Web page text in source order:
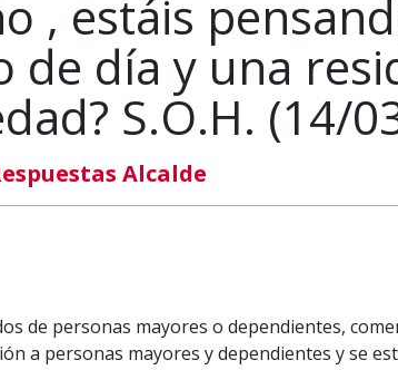
, estáis
día y una
S.O.H. (14/
Alcalde
de personas mayores o dependientes,
a personas mayores y dependientes y se